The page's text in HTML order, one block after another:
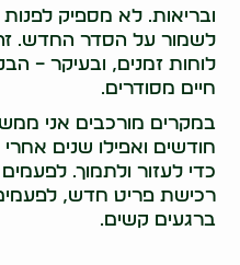
ובריאות. לא מספיק
לשמור על הסדר החדש. זה
לוחות זמנים, ובעיקר –
חיים מסודרים.
במקרים מורכבים אני
חודשים ואפילו שנים
כדי לעזור ולתמוך.
רכישת פריט חדש,
ברגעים קשים.